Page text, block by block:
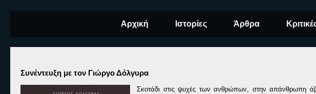
Αρχική Ιστορίες Άρθρα
Συνέντευξη με τον Γιώργο Δόλγυρα
Σκοτάδι στις ψυχές των ανθρώπων, στην απάνθρωπη